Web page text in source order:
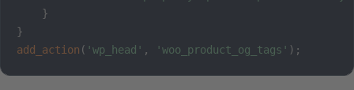
}
}
add_action ( 'wp_head' , 'woo_product_og_tags' ) ;